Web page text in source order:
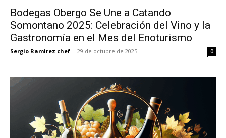
Bodegas Obergo Se Une a Catando
Somontano 2025: Celebración del Vino y la
Gastronomía en el Mes del Enoturismo
Sergio Ramirez chef - 29 de octubre de 2025 0